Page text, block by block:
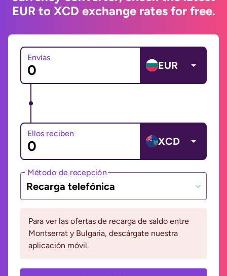
EUR to XCD exchange rates for free.
Envías
EUR
Ellos reciben
XCD
Método de recepción
Recarga telefónica
Para ver las ofertas de recarga de saldo entre
Montserrat y Bulgaria, descárgate nuestra
aplicación móvil.